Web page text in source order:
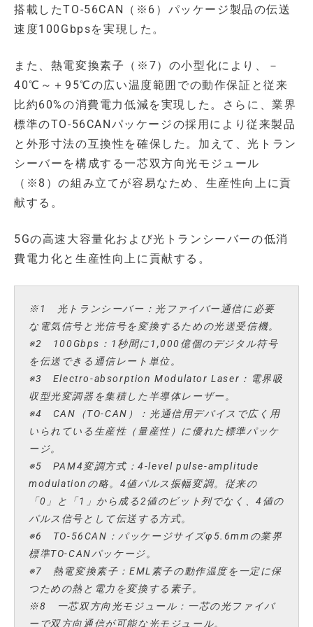
搭載したTO-56CAN（※6）パッケージ製品の伝送
速度100Gbpsを実現した。
また、熱電変換素子（※7）の小型化により、－
40℃～＋95℃の広い温度範囲での動作保証と従来
比約60%の消費電力低減を実現した。さらに、業界
標準のTO-56CANパッケージの採用により従来製品
と外形寸法の互換性を確保した。加えて、光トラン
シーバーを構成する一芯双方向光モジュール
（※8）の組み立てが容易なため、生産性向上に貢
献する。
5Gの高速大容量化および光トランシーバーの低消
費電力化と生産性向上に貢献する。
※1 光トランシーバー：光ファイバー通信に必要
な電気信号と光信号を変換するための光送受信機。
※2 100Gbps：1秒間に1,000億個のデジタル符号
を伝送できる通信レート単位。
※3 Electro-absorption Modulator Laser：電界吸
収型光変調器を集積した半導体レーザー。
※4 CAN（TO-CAN）：光通信用デバイスで広く用
いられている生産性（量産性）に優れた標準パッケ
ージ。
※5 PAM4変調方式：4-level pulse-amplitude
modulationの略。4値パルス振幅変調。従来の
「0」と「1」から成る2値のビット列でなく、4値の
パルス信号として伝送する方式。
※6 TO-56CAN：パッケージサイズφ5.6mmの業界
標準TO-CANパッケージ。
※7 熱電変換素子：EML素子の動作温度を一定に保
つための熱と電力を変換する素子。
※8 一芯双方向光モジュール：一芯の光ファイバ
ーで双方向通信が可能な光モジュール。